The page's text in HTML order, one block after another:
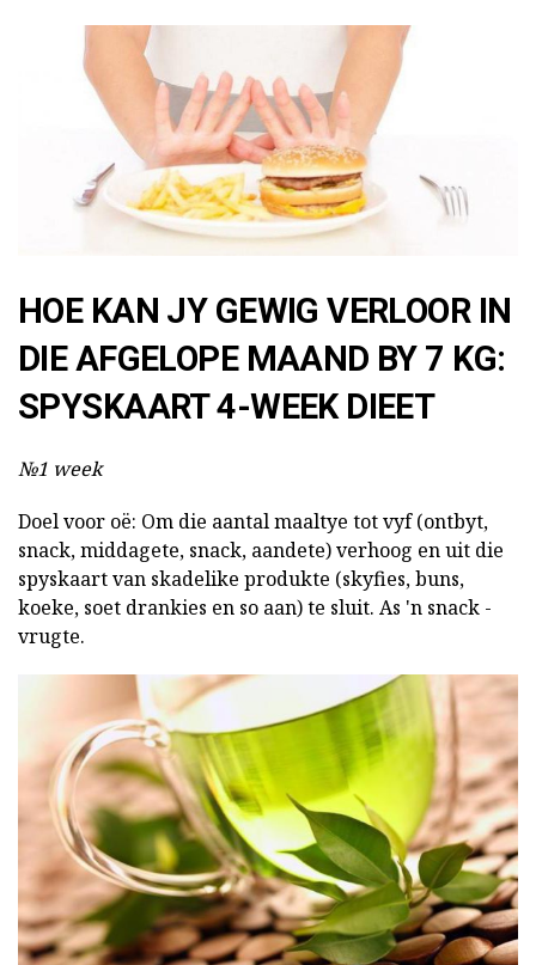
HOE KAN JY GEWIG VERLOOR IN
DIE AFGELOPE MAAND BY 7 KG:
SPYSKAART 4-WEEK DIEET
№1 week
Doel voor oë: Om die aantal maaltye tot vyf (ontbyt,
snack, middagete, snack, aandete) verhoog en uit die
spyskaart van skadelike produkte (skyfies, buns,
koeke, soet drankies en so aan) te sluit. As 'n snack -
vrugte.